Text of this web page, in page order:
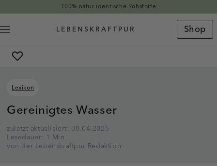
100% natur-identische Rohstoffe
Shop
Lexikon
Gereinigtes Wasser
zuletzt aktualisiert: 30.04.2025
Lesedauer: 1 Min
von der Lebenskraftpur Redaktion